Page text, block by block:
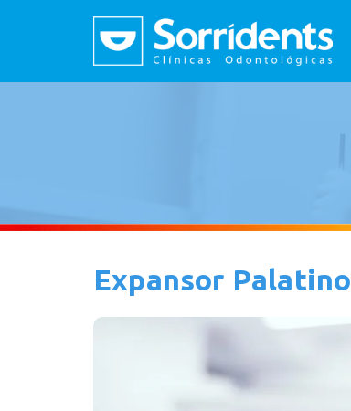
Expansor Palatino